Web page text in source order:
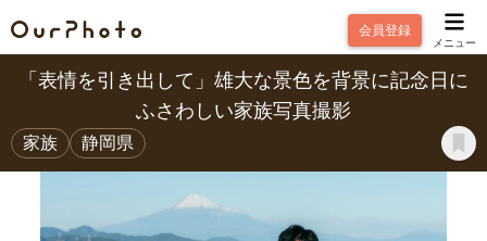
会員登録
メニュー
「表情を引き出して」雄大な景色を背景に記念日に
ふさわしい家族写真撮影
家族 静岡県